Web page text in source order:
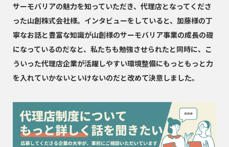
サーモバリアの魅力を知っていただき、代理店となってくださ
った山創株式会社様。インタビューをしていると、加藤様の丁
寧なお話と豊富な知識が山創様のサーモバリア事業の成長の礎
になっているのだなと、私たちも勉強させられたと同時に、こ
ういった代理店企業が活躍しやすい環境整備にもっともっと力
を入れていかないといけないのだと改めて決意しました。